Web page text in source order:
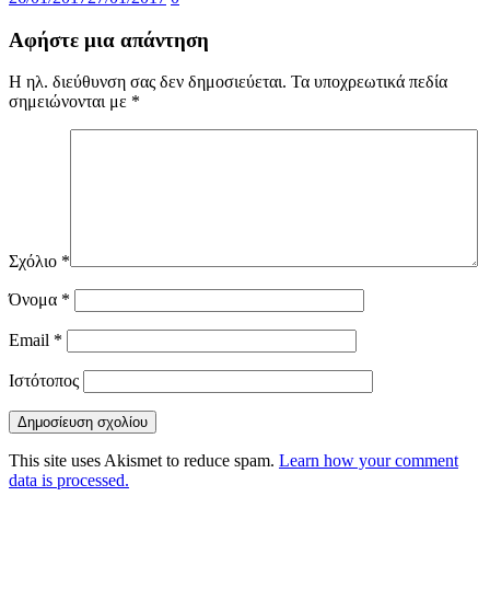
Αφήστε μια απάντηση
Η ηλ. διεύθυνση σας δεν δημοσιεύεται. Τα υποχρεωτικά πεδία
σημειώνονται με *
Σχόλιο *
Όνομα *
Email *
Ιστότοπος
This site uses Akismet to reduce spam. Learn how your comment
data is processed.